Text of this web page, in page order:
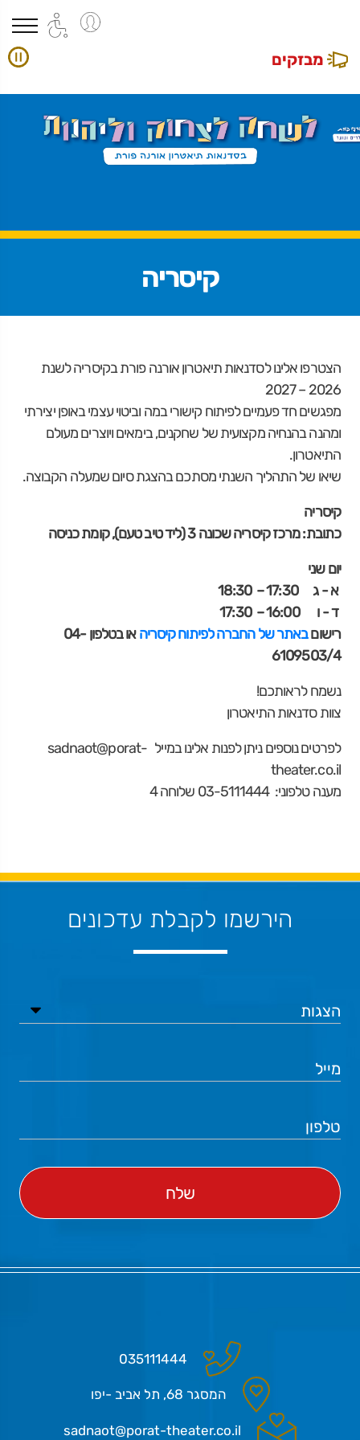
מבזקים
קיסריה
הצטרפו אלינו לסדנאות תיאטרון אורנה פורת בקיסריה לשנת
2026 – 2027
מפגשים חד פעמיים לפיתוח קישורי במה וביטוי עצמי באופן יצירתי
ומהנה בהנחיה מקצועית של שחקנים, בימאים ויוצרים מעולם
התיאטרון.
שיאו של התהליך השנתי מסתכם בהצגת סיום שמעלה הקבוצה.
קיסריה
כתובת: מרכז קיסריה שכונה 3 (ליד טיב טעם), קומת כניסה
יום שני
א - ג 17:30 – 18:30
ד - ו 16:00 – 17:30
רישוםבאתר של החברה לפיתוח קיסריה
או בטלפון 04-
6109503/4
נשמח לראותכם!
צוות סדנאות התיאטרון
לפרטים נוספים ניתן לפנות אלינו במייל sadnaot@porat-
theater.co.il
מענה טלפוני: 03-5111444 שלוחה 4
הירשמו לקבלת עדכונים
035111444
המסגר 68, תל אביב -יפו
sadnaot@porat-theater.co.il